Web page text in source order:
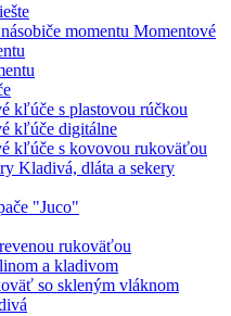
Momentové
kľúče s plastovou rúčkou
kľúče digitálne
kľúče s kovovou rukoväťou
Kladivá, dláta a sekery
"Juco"
rukoväťou
a kladivom
so skleným vláknom